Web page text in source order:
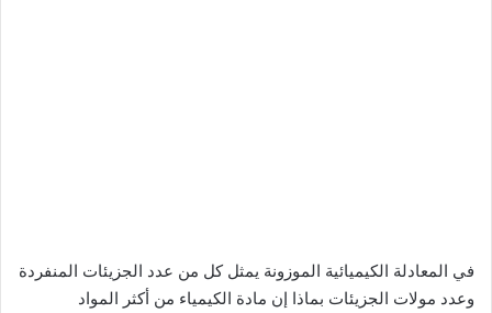
في المعادلة الكيميائية الموزونة يمثل كل من عدد الجزيئات المنفردة
وعدد مولات الجزيئات بماذا إن مادة الكيمياء من أكثر المواد